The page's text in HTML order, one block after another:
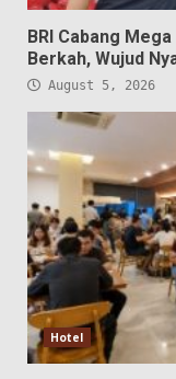
BRI Cabang
Berkah, Wujud
August 5, 2026
Hotel